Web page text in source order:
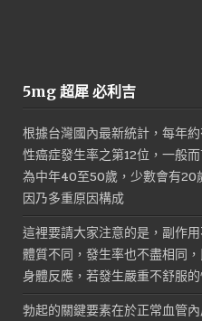
5mg 超犀 必利吉
根據台灣國內最新統計，每年
性癌症發生率之第12位，一般
為中年40至50歲，少數會有20
因乃多重原因構成
這裡要請大家注意的是，副作
體質不同，發生率也不盡相同
身體反應，若發生嚴重不舒服
勃起的關鍵要素在於正常血管